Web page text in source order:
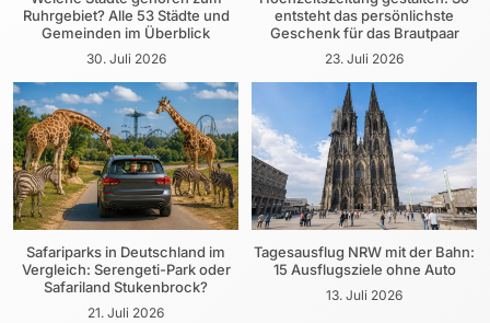
Ruhrgebiet? Alle 53 Städte und
Gemeinden im Überblick
30. Juli 2026
entsteht das persönlichste
Geschenk für das Brautpaar
23. Juli 2026
Safariparks in Deutschland im
Vergleich: Serengeti-Park oder
Safariland Stukenbrock?
21. Juli 2026
Tagesausflug NRW mit der Bahn:
15 Ausflugsziele ohne Auto
13. Juli 2026